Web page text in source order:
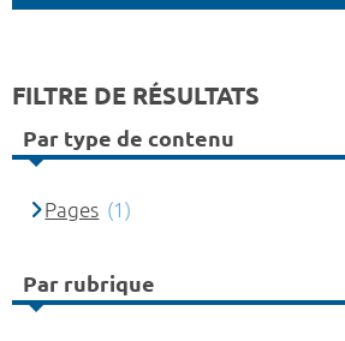
FILTRE DE RÉSULTATS
Par type de contenu
Pages (1)
Par rubrique